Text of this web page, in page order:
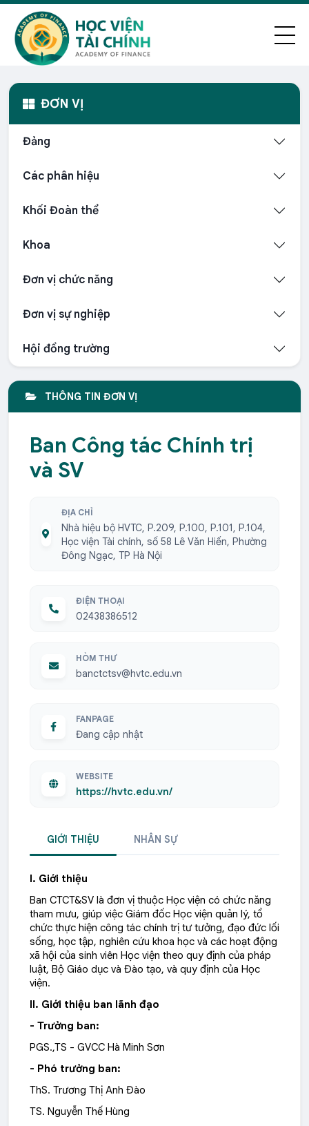
ĐƠN VỊ
Đảng
Các phân hiệu
Khối Đoàn thể
Khoa
Đơn vị chức năng
Đơn vị sự nghiệp
Hội đồng trường
THÔNG TIN ĐƠN VỊ
Ban Công tác Chính trị
và SV
ĐỊA CHỈ
Nhà hiệu bộ HVTC, P.209, P.100, P.101, P.104,
Học viện Tài chính, số 58 Lê Văn Hiến, Phường
Đông Ngạc, TP Hà Nội
ĐIỆN THOẠI
02438386512
HÒM THƯ
banctctsv@hvtc.edu.vn
FANPAGE
Đang cập nhật
WEBSITE
https://hvtc.edu.vn/
GIỚI THIỆU NHÂN SỰ
I. Giới thiệu
Ban CTCT&SV là đơn vị thuộc Học viện có chức năng
tham mưu, giúp việc Giám đốc Học viện quản lý, tổ
chức thực hiện công tác chính trị tư tưởng, đạo đức lối
sống, học tập, nghiên cứu khoa học và các hoạt động
xã hội của sinh viên Học viện theo quy định của pháp
luật, Bộ Giáo dục và Đào tạo, và quy định của Học
viện.
II. Giới thiệu ban lãnh đạo
- Trưởng ban:
PGS.,TS - GVCC Hà Minh Sơn
- Phó trưởng ban:
ThS. Trương Thị Anh Đào
TS. Nguyễn Thế Hùng